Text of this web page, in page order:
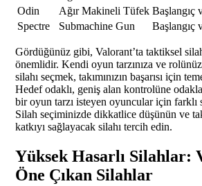
Odin
Ağır Makineli Tüfek Başlangıç
Spectre
Submachine Gun Başlangıç
Gördüğünüz gibi, Valorant’ta taktiksel
önemlidir. Kendi oyun tarzınıza ve
silahı seçmek, takımınızın başarısı için
Hedef odaklı, geniş alan kontrolüne
bir oyun tarzı isteyen oyuncular için farklı
Silah seçiminizde dikkatlice düşünün ve
katkıyı sağlayacak silahı tercih edin.
Yüksek Hasarlı Silahlar:
Öne Çıkan Silahlar